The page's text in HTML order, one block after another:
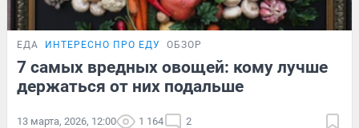
ЕДА ИНТЕРЕСНО ПРО ЕДУ ОБЗОР
7 самых вредных овощей: кому лучше
держаться от них подальше
13 марта, 2026, 12:00 1 164 2